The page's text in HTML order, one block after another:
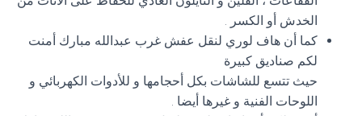
الخدش أو الكسر .
كما أن هاف لوري لنقل عفش غرب عبدالله مبارك أمنت
لكم صناديق كبيرة
حيث تتسع للشاشات بكل أحجامها و للأدوات الكهربائي و
اللوحات الفنية و غيرها أيضا .